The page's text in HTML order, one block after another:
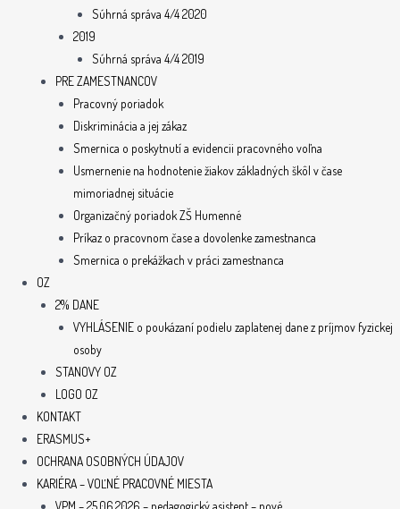
Súhrná správa 4/4 2020
2019
Súhrná správa 4/4 2019
PRE ZAMESTNANCOV
Pracovný poriadok
Diskriminácia a jej zákaz
Smernica o poskytnutí a evidencii pracovného voľna
Usmernenie na hodnotenie žiakov základných škôl v čase
mimoriadnej situácie
Organizačný poriadok ZŠ Humenné
Príkaz o pracovnom čase a dovolenke zamestnanca
Smernica o prekážkach v práci zamestnanca
OZ
2% DANE
VYHLÁSENIE o poukázaní podielu zaplatenej dane z príjmov fyzickej
osoby
STANOVY OZ
LOGO OZ
KONTAKT
ERASMUS+
OCHRANA OSOBNÝCH ÚDAJOV
KARIÉRA – VOĽNÉ PRACOVNÉ MIESTA
VPM – 25.06.2026 – pedagogický asistent – nové